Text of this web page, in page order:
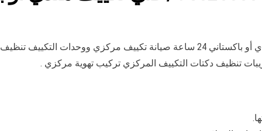
رقم فني مكيفات العديلية الكويت فني تكييف مركزي هندي أو باكستاني 24 ساعة
تنظيف دكتات التكييف المركزي تركيب تهوية مركزي .